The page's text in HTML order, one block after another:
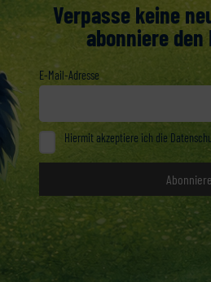
Verpasse keine
abonniere
E-Mail-Adresse
Hiermit akzeptiere ich die